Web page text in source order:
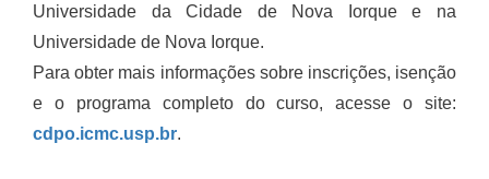
Universidade da Cidade de Nova Iorque e na
Universidade de Nova Iorque.
Para obter mais informações sobre inscrições, isenção
e o programa completo do curso, acesse o site:
cdpo.icmc.usp.br.